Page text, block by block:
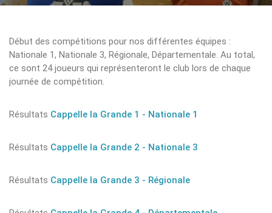
Début des compétitions pour nos différentes équipes :
Nationale 1, Nationale 3, Régionale, Départementale. Au total,
ce sont 24 joueurs qui représenteront le club lors de chaque
journée de compétition.
Résultats Cappelle la Grande 1 - Nationale 1
Résultats Cappelle la Grande 2 - Nationale 3
Résultats Cappelle la Grande 3 - Régionale